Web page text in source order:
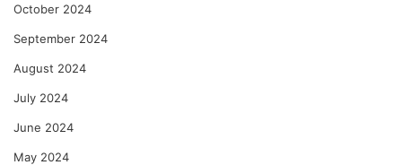
October 2024
September 2024
August 2024
July 2024
June 2024
May 2024